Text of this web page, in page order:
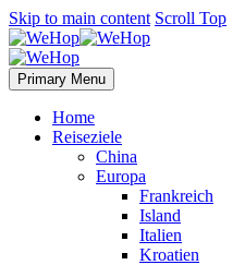
Skip to main content Scroll Top
Primary Menu
Home
Reiseziele
China
Europa
Frankreich
Island
Italien
Kroatien